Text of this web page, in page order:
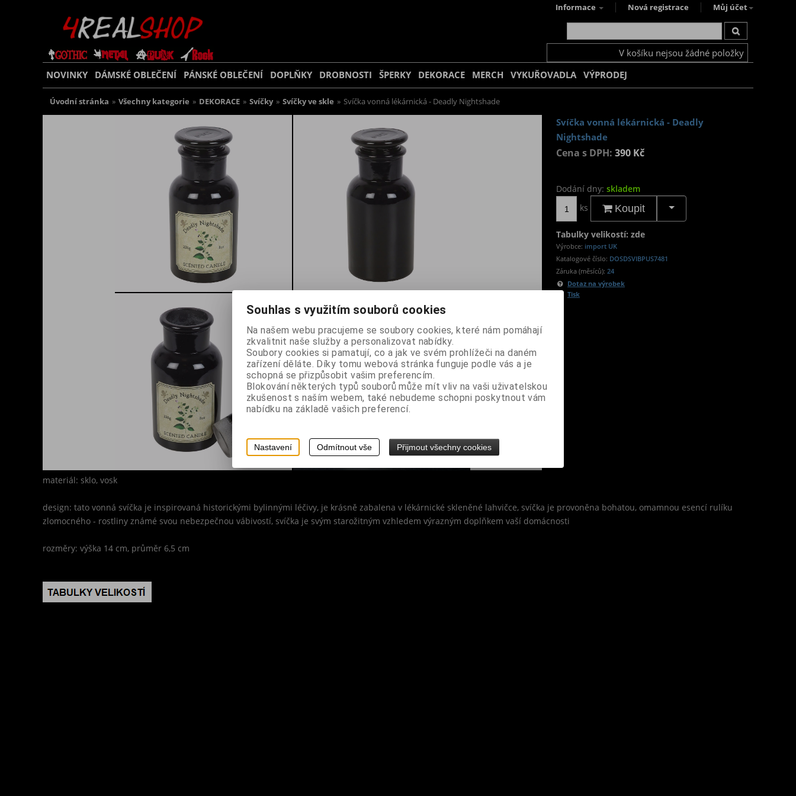
Informace Nová registrace Můj účet
V košíku nejsou žádné položky
NOVINKY DÁMSKÉ OBLEČENÍ PÁNSKÉ OBLEČENÍ DOPLŇKY DROBNOSTI ŠPERKY DEKORACE MERCH VYKUŘOVADLA VÝPRODEJ
Úvodní stránka » Všechny kategorie » DEKORACE » Svíčky » Svíčky ve skle » Svíčka vonná lékárnická - Deadly Nightshade
Svíčka vonná lékárnická - Deadly
Nightshade
Cena s DPH: 390 Kč
Dodání dny: skladem
ks
Koupit
Tabulky velikostí: zde
Výrobce: import UK
Katalogové číslo: DOSDSVIBPUS7481
Záruka (měsíců): 24
Dotaz na výrobek
Tisk
materiál: sklo, vosk
design: tato vonná svíčka je inspirovaná historickými bylinnými léčivy, je krásně zabalena v lékárnické skleněné lahvičce, svíčka je provoněna bohatou, omamnou esencí rulíku
zlomocného - rostliny známé svou nebezpečnou vábivostí, svíčka je svým starožitným vzhledem výrazným doplňkem vaší domácnosti
rozměry: výška 14 cm, průměr 6,5 cm
Souhlas s využitím souborů cookies
Na našem webu pracujeme se soubory cookies, které nám pomáhají
zkvalitnit naše služby a personalizovat nabídky.
Soubory cookies si pamatují, co a jak ve svém prohlížeči na daném
zařízení děláte. Díky tomu webová stránka funguje podle vás a je
schopná se přizpůsobit vašim preferencím.
Blokování některých typů souborů může mít vliv na vaši uživatelskou
zkušenost s naším webem, také nebudeme schopni poskytnout vám
nabídku na základě vašich preferencí.
Nastavení Odmítnout vše Přijmout všechny cookies